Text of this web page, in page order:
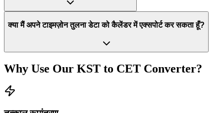
क्या मैं अपने टाइमज़ोन तुलना डेटा को कैलेंडर में एक्सपोर्ट कर सकता हूँ?
Why Use Our KST to CET Converter?